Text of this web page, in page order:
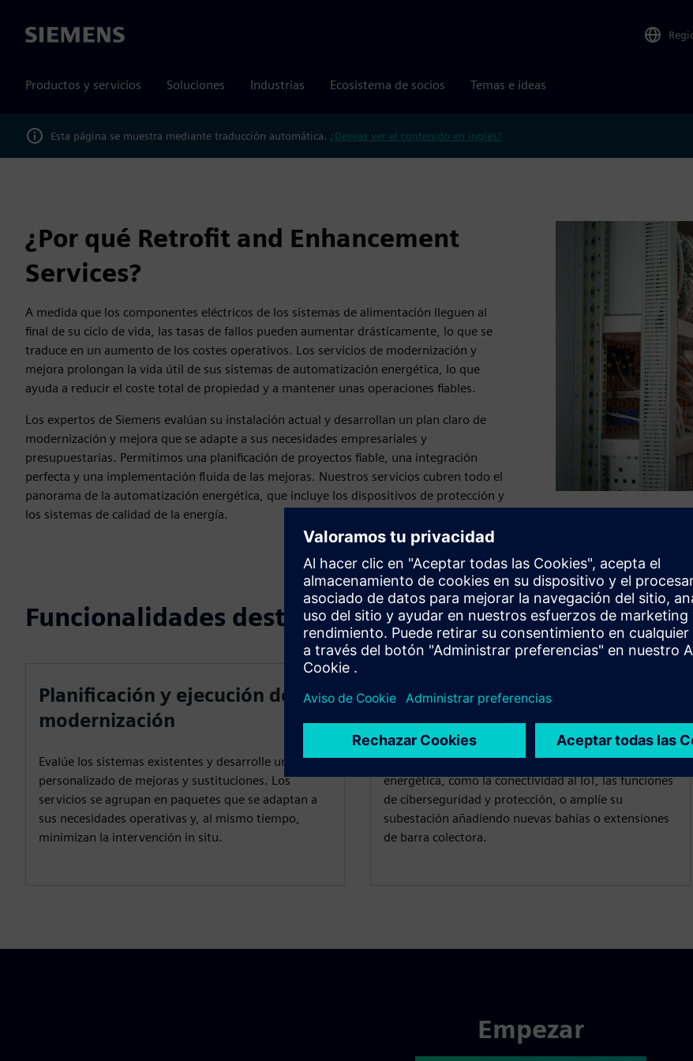
Siemens
Productos y servicios Soluciones Industrias Ecosistema de socios Temas e ideas
Esta página se muestra mediante traducción automática. ¿Deseas ver el contenido en inglés?
¿Por qué Retrofit and Enhancement
Services?
A medida que los componentes eléctricos de los sistemas de alimentación lleguen al
final de su ciclo de vida, las tasas de fallos pueden aumentar drásticamente, lo que se
traduce en un aumento de los costes operativos. Los servicios de modernización y
mejora prolongan la vida útil de sus sistemas de automatización energética, lo que
ayuda a reducir el coste total de propiedad y a mantener unas operaciones fiables.
Los expertos de Siemens evalúan su instalación actual y desarrollan un plan claro de
modernización y mejora que se adapte a sus necesidades empresariales y
presupuestarias. Permitimos una planificación de proyectos fiable, una integración
perfecta y una implementación fluida de las mejoras. Nuestros servicios cubren todo el
panorama de la automatización energética, que incluye los dispositivos de protección y
los sistemas de calidad de la energía.
Funcionalidades destacadas
Planificación y ejecución de la
modernización
Evalúe los sistemas existentes y desarrolle un plan
personalizado de mejoras y sustituciones. Los
servicios se agrupan en paquetes que se adaptan a
sus necesidades operativas y, al mismo tiempo,
minimizan la intervención in situ.
Mejora de las funciones del
sistema
Actualice a capacidades modernas de automatización
energética, como la conectividad al IoT, las funciones
de ciberseguridad y protección, o amplíe su
subestación añadiendo nuevas bahías o extensiones
de barra colectora.
Empezar